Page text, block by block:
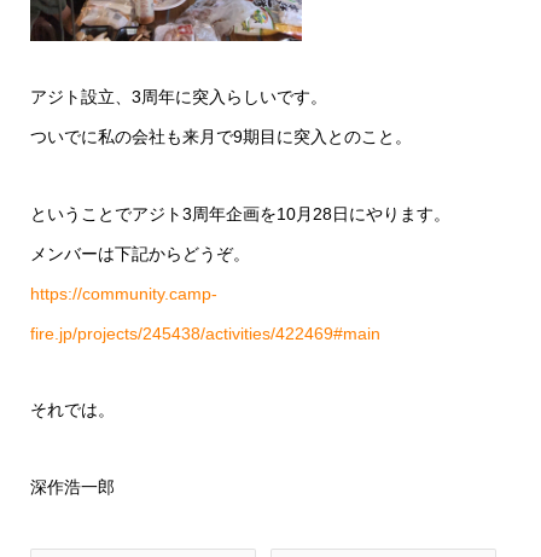
アジト設立、3周年に突入らしいです。
ついでに私の会社も来月で9期目に突入とのこと。
ということでアジト3周年企画を10月28日にやります。
メンバーは下記からどうぞ。
https://community.camp-
fire.jp/projects/245438/activities/422469#main
それでは。
深作浩一郎